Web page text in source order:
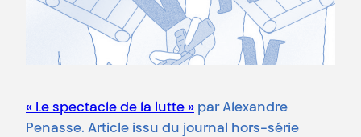
« Le spectacle de la lutte » par Alexandre
Penasse. Article issu du journal hors-série